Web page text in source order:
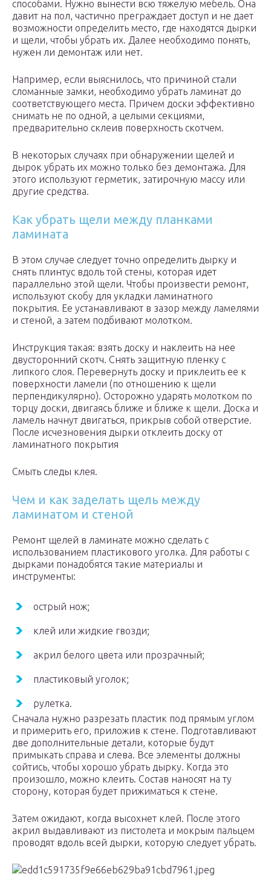
способами. Нужно вынести всю тяжелую мебель. Она
давит на пол, частично преграждает доступ и не дает
возможности определить место, где находятся дырки
и щели, чтобы убрать их. Далее необходимо понять,
нужен ли демонтаж или нет.
Например, если выяснилось, что причиной стали
сломанные замки, необходимо убрать ламинат до
соответствующего места. Причем доски эффективно
снимать не по одной, а целыми секциями,
предварительно склеив поверхность скотчем.
В некоторых случаях при обнаружении щелей и
дырок убрать их можно только без демонтажа. Для
этого используют герметик, затирочную массу или
другие средства.
Как убрать щели между планками
ламината
В этом случае следует точно определить дырку и
снять плинтус вдоль той стены, которая идет
параллельно этой щели. Чтобы произвести ремонт,
используют скобу для укладки ламинатного
покрытия. Ее устанавливают в зазор между ламелями
и стеной, а затем подбивают молотком.
Инструкция такая: взять доску и наклеить на нее
двусторонний скотч. Снять защитную пленку с
липкого слоя. Перевернуть доску и приклеить ее к
поверхности ламели (по отношению к щели
перпендикулярно). Осторожно ударять молотком по
торцу доски, двигаясь ближе и ближе к щели. Доска и
ламель начнут двигаться, прикрыв собой отверстие.
После исчезновения дырки отклеить доску от
ламинатного покрытия
Смыть следы клея.
Чем и как заделать щель между
ламинатом и стеной
Ремонт щелей в ламинате можно сделать с
использованием пластикового уголка. Для работы с
дырками понадобятся такие материалы и
инструменты:
острый нож;
клей или жидкие гвозди;
акрил белого цвета или прозрачный;
пластиковый уголок;
рулетка.
Сначала нужно разрезать пластик под прямым углом
и примерить его, приложив к стене. Подготавливают
две дополнительные детали, которые будут
примыкать справа и слева. Все элементы должны
сойтись, чтобы хорошо убрать дырку. Когда это
произошло, можно клеить. Состав наносят на ту
сторону, которая будет прижиматься к стене.
Затем ожидают, когда высохнет клей. После этого
акрил выдавливают из пистолета и мокрым пальцем
проводят вдоль всей дырки, которую следует убрать.